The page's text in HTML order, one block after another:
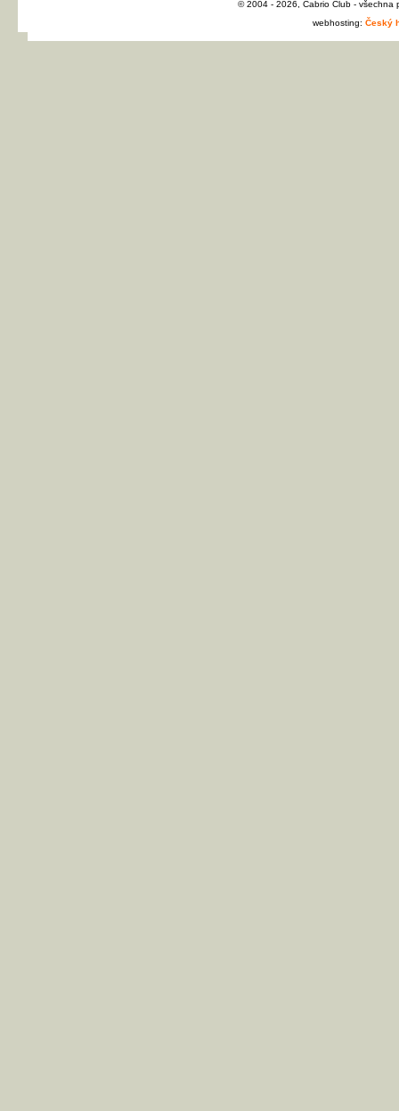
© 2004 - 2026, Cabrio Club - všechna
webhosting: Český